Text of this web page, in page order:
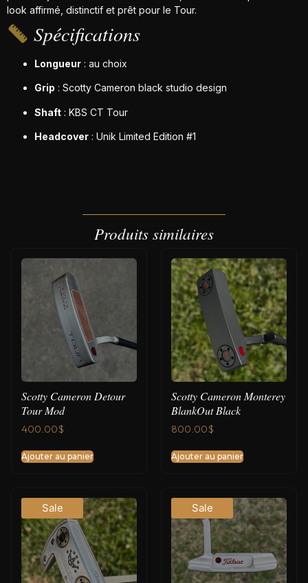
look affirmé, distinctif et prêt pour le Tour.
Spécifications
Longueur : au choix
Grip : Scotty Cameron black studio design
Shaft : KBS CT Tour
Headcover : Unik Limited Edition #1
Produits similaires
Scotty Cameron Detour
Tour Mod
400.00$
Ajouter au panier
Scotty Cameron Monterey
BlankOut Black
800.00$
Ajouter au panier
Sale Sale